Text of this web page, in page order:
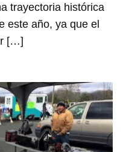
trayectoria histórica
este año, ya que el
[…]